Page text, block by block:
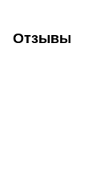
Отзывы